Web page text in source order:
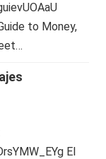
to Money,
El